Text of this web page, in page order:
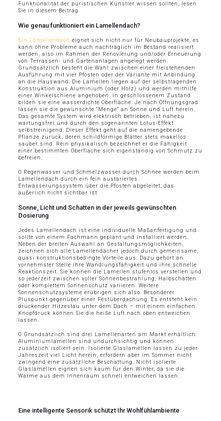
Funktionalität der puristischen Künstler wissen sollten, lesen
Sie in diesem Beitrag.
Wie genau funktioniert ein Lamellendach?
Ein Lamellendach eignet sich nicht nur für Neubauprojekte, es
kann ohne Probleme auch nachträglich im Bestand realisiert
werden, also im Rahmen der Renovierung und/oder Erneuerung
von Terrassen- und Gartenanlagen angelegt werden.
Grundsätzlich besteht die Wahl zwischen einer freistehenden
Ausführung mit vier Pfosten oder der Variante mit Anbindung
an die Hauswand. Die Lamellen liegen auf der selbstragenden
Konstruktion aus Aluminium (oder Holz) und werden mithilfe
einer Winkelschiene angehoben. In geschlossenem Zustand
bilden sie eine wasserdichte Oberfläche. Je nach Öffnungsgrad
lassen sie die gewünschte “Menge” an Sonne und Luft herein.
Das gesamte System wird elektrisch betrieben, ist nahezu
wartungsfrei und durch den sogenannten Lotus-Effekt
selbstreinigend. Dieser Effekt geht auf die namengebende
Pflanze zurück, deren schildförmige Blätter stets makellos
sauber sind. Rein physikalisch bezeichnet er die Fähigkeit
einer bestimmten Oberfläche sich eigenständig von Schmutz zu
befreien.
O Regenwasser und Schmelzwasser durch Schnee werden beim
Lamellendach durch ein fein austariertes
Entwässerungssystem über die Pfosten abgeleitet, das
äußerlich nicht sichtbar ist.
Sonne, Licht und Schatten in der jeweils gewünschten
Dosierung
Jedes Lamellendach ist eine individuelle Maßanfertigung und
sollte von einem Fachmann geplant und installiert werden.
Neben der breiten Auswahl an Gestaltungsmöglichkeiten,
zeichnen sich alle Lamellendächer jedoch durch gemeinsame,
quasi konstruktionsbedingte Vorteile aus. Dazu gehört an
vornehmster Stelle ihre Wandlungsfähigkeit und ihre schnelle
Reaktionszeit. Sie können die Lamellen stufenlos verstellen und
so jederzeit zwischen voller Sonnenbestrahlung, Halbschatten
oder komplettem Sonnenschutz variieren. Weitere
Sonnenschutzsysteme erübrigen sich also. Besonderer
Pluspunkt gegenüber einer Festüberdachung: Es entsteht kein
drückender Hitzestau unter dem Dach – mit einem einfachen
Knopfdruck können Sie die heiße Luft nach oben entweichen
lassen.
O Grundsätzlich sind drei Lamellenarten am Markt erhältlich:
Aluminiumlamellen sind undurchsichtig und können
zusätzlich isoliert sein. Isolierte Glaslamellen lassen zu jeder
Jahreszeit viel Licht herein, erfordern aber im Sommer nicht
zwingend eine zusätzliche Beschattung. Nicht isolierte
Glaslamellen eignen sich kaum für den Winter, da sie die
Wärme aus dem Innenraum schnell entweichen lassen.
Eine intelligente Sensorik schützt Ihr Wohlfühlambiente